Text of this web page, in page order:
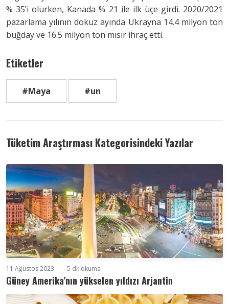
% 35’i olurken, Kanada % 21 ile ilk üçe girdi. 2020/2021
pazarlama yılının dokuz ayında Ukrayna 14.4 milyon ton
buğday ve 16.5 milyon ton mısır ihraç etti.
Etiketler
#Maya #un
Tüketim Araştırması Kategorisindeki Yazılar
11 Ağustos 2023 5 dk okuma
Güney Amerika’nın yükselen yıldızı Arjantin